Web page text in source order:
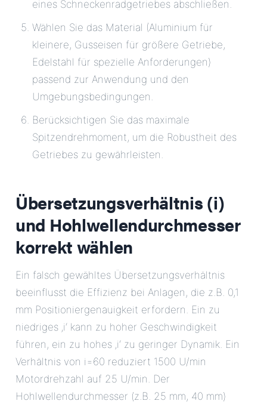
eines Schneckenradgetriebes abschließen.
Wählen Sie das Material (Aluminium für
kleinere, Gusseisen für größere Getriebe,
Edelstahl für spezielle Anforderungen)
passend zur Anwendung und den
Umgebungsbedingungen.
Berücksichtigen Sie das maximale
Spitzendrehmoment, um die Robustheit des
Getriebes zu gewährleisten.
Übersetzungsverhältnis (i)
und Hohlwellendurchmesser
korrekt wählen
Ein falsch gewähltes Übersetzungsverhältnis
beeinflusst die Effizienz bei Anlagen, die z.B. 0,1
mm Positioniergenauigkeit erfordern. Ein zu
niedriges ‚i‘ kann zu hoher Geschwindigkeit
führen, ein zu hohes ‚i‘ zu geringer Dynamik. Ein
Verhältnis von i=60 reduziert 1500 U/min
Motordrehzahl auf 25 U/min. Der
Hohlwellendurchmesser (z.B. 25 mm, 40 mm)